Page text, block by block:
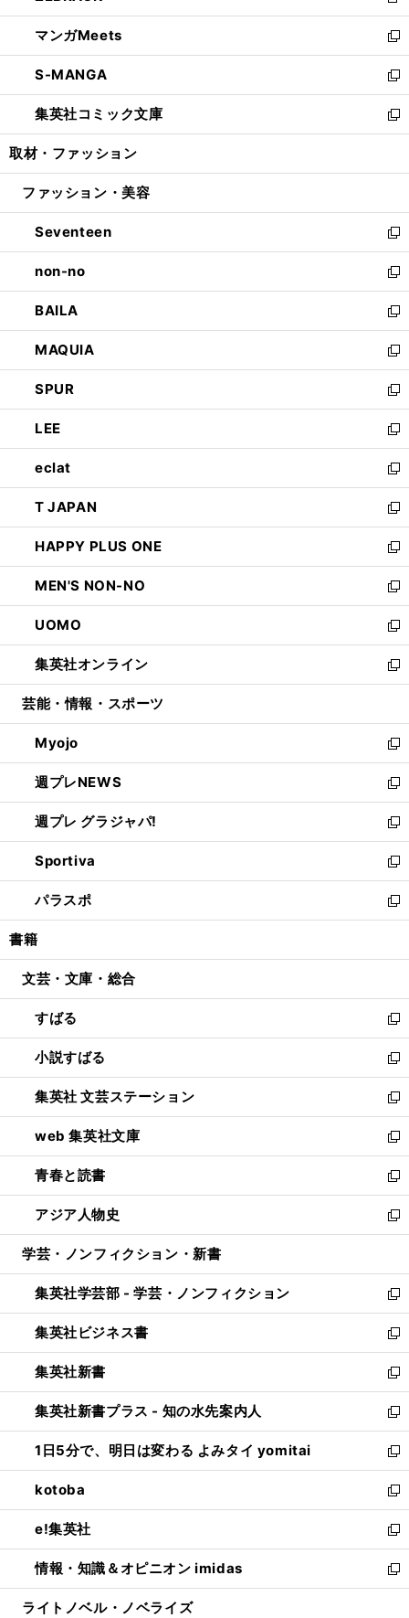
開
く
ウ
で
開
く
ン
ド
ウ
で
開
く
ウ
ィ
ン
ド
ウ
で
開
し
い
ウ
ィ
ン
ド
ウ
開
マンガMeets
新
し
い
ウ
ィ
ン
ウ
開
く
S-MANGA
新
し
い
ウ
ン
ウ
で
開
く
集英社コミック文庫
新
し
ウ
ン
ド
ウ
で
開
く
取材・ファッション
ファッション・美容
Seventeen
新
し
い
ウ
ィ
ン
ド
ウ
で
開
く
non-no
新
し
い
ウ
ィ
ン
ド
ウ
で
開
く
BAILA
新
し
い
ウ
ィ
ン
ド
ウ
で
開
く
MAQUIA
新
し
い
ウ
ィ
ン
ド
ウ
で
開
く
SPUR
新
し
い
ウ
ィ
ン
ド
ウ
で
開
く
LEE
新
し
い
ウ
ィ
ン
ド
ウ
で
開
く
eclat
新
し
い
ウ
ィ
ン
ド
ウ
で
開
く
T JAPAN
新
し
い
ウ
ィ
ン
ド
ウ
で
開
HAPPY PLUS ONE
新
し
い
ウ
ィ
ン
ド
ウ
開
く
MEN'S NON-NO
新
し
い
ウ
ィ
ン
ウ
で
開
く
UOMO
新
し
い
ウ
ン
ド
ウ
で
開
く
集英社オンライン
新
し
ウ
ィ
ン
ド
ウ
で
開
く
芸能・情報・スポーツ
Myojo
新
し
い
ウ
ィ
ン
ド
ウ
で
開
週プレNEWS
新
し
い
ウ
ィ
ン
ド
ウ
開
週プレ グラジャパ!
新
し
い
ウ
ィ
ン
ウ
開
く
Sportiva
新
し
い
ウ
ン
ウ
で
開
く
パラスポ
新
し
ウ
ン
ド
ウ
で
開
く
書籍
文芸・文庫・総合
すばる
新
し
い
ウ
ィ
ン
ド
ウ
で
開
く
小説すばる
新
し
い
ウ
ィ
ン
ド
ウ
で
開
集英社 文芸ステーション
新
し
い
ウ
ィ
ン
ド
ウ
開
く
web 集英社文庫
新
し
い
ウ
ィ
ン
ウ
で
開
く
青春と読書
新
し
い
ウ
ン
ド
ウ
で
開
く
アジア人物史
新
し
ウ
ィ
ン
ド
ウ
で
開
く
学芸・ノンフィクション・新書
集英社学芸部 - 学芸・ノンフィクション
新
し
い
ウ
ィ
ン
ド
ウ
で
開
く
集英社ビジネス書
新
し
い
ウ
ィ
ン
ド
ウ
で
開
く
集英社新書
新
し
い
ウ
ィ
ン
ド
ウ
で
開
く
集英社新書プラス - 知の水先案内人
新
し
い
ウ
ィ
ン
ド
ウ
で
開
1日5分で、明日は変わる よみタイ yomitai
新
し
い
ウ
ィ
ン
ド
ウ
kotoba
新
し
い
ウ
ィ
ン
e!集英社
新
し
い
ウ
情報・知識＆オピニオン imidas
新
し
ライトノベル・ノベライズ